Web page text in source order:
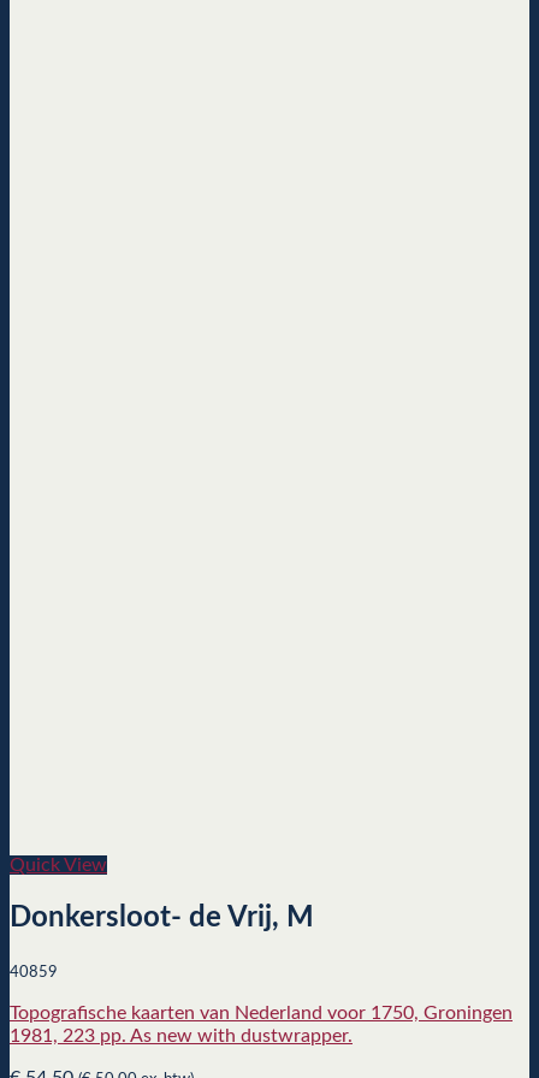
Quick View
Donkersloot- de Vrij, M
40859
Topografische kaarten van Nederland voor 1750, Groningen
1981, 223 pp. As new with dustwrapper.